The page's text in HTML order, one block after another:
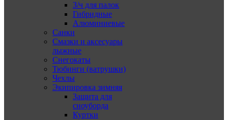
З/ч для палок
Гибридные
Алюминиевые
Санки
Смазки и аксесуары
лыжные
Снегокаты
Тюбинги (ватрушки)
Чехлы
Экипировка зимняя
Защита для
сноуборда
Куртки